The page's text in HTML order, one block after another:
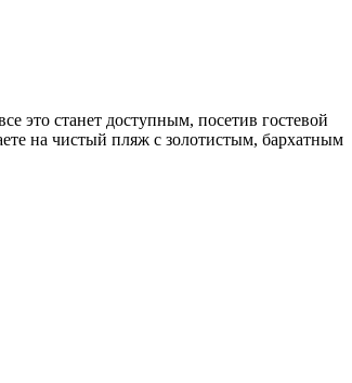
это станет доступным, посетив гостевой
на чистый пляж с золотистым, бархатным